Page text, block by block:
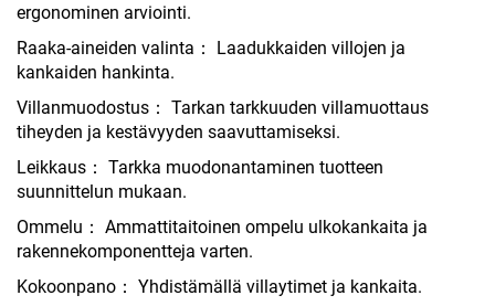
ergonominen arviointi.
Raaka-aineiden valinta： Laadukkaiden villojen ja
kankaiden hankinta.
Villanmuodostus： Tarkan tarkkuuden villamuottaus
tiheyden ja kestävyyden saavuttamiseksi.
Leikkaus： Tarkka muodonantaminen tuotteen
suunnittelun mukaan.
Ommelu： Ammattitaitoinen ompelu ulkokankaita ja
rakennekomponentteja varten.
Kokoonpano： Yhdistämällä villaytimet ja kankaita.